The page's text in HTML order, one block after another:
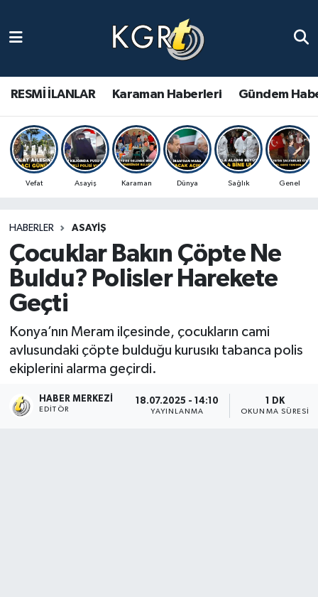
RESMİ İLANLAR Karaman Haberleri Gündem
Vefat Asayiş Karaman Dünya Sağlık Genel
HABERLER ASAYIŞ
Çocuklar Bakın Çöpte Ne
Buldu? Polisler Harekete
Geçti
Konya’nın Meram ilçesinde, çocukların cami
avlusundaki çöpte bulduğu kurusıkı tabanca polis
ekiplerini alarma geçirdi.
HABER MERKEZI
EDITÖR
18.07.2025 - 14:10
YAYINLANMA
1 DK
OKUNMA SÜRESI
Gündem Haberleri
Güncel Haberler
Spor Haberleri
Ulusal Haberler
Vefat Edenler